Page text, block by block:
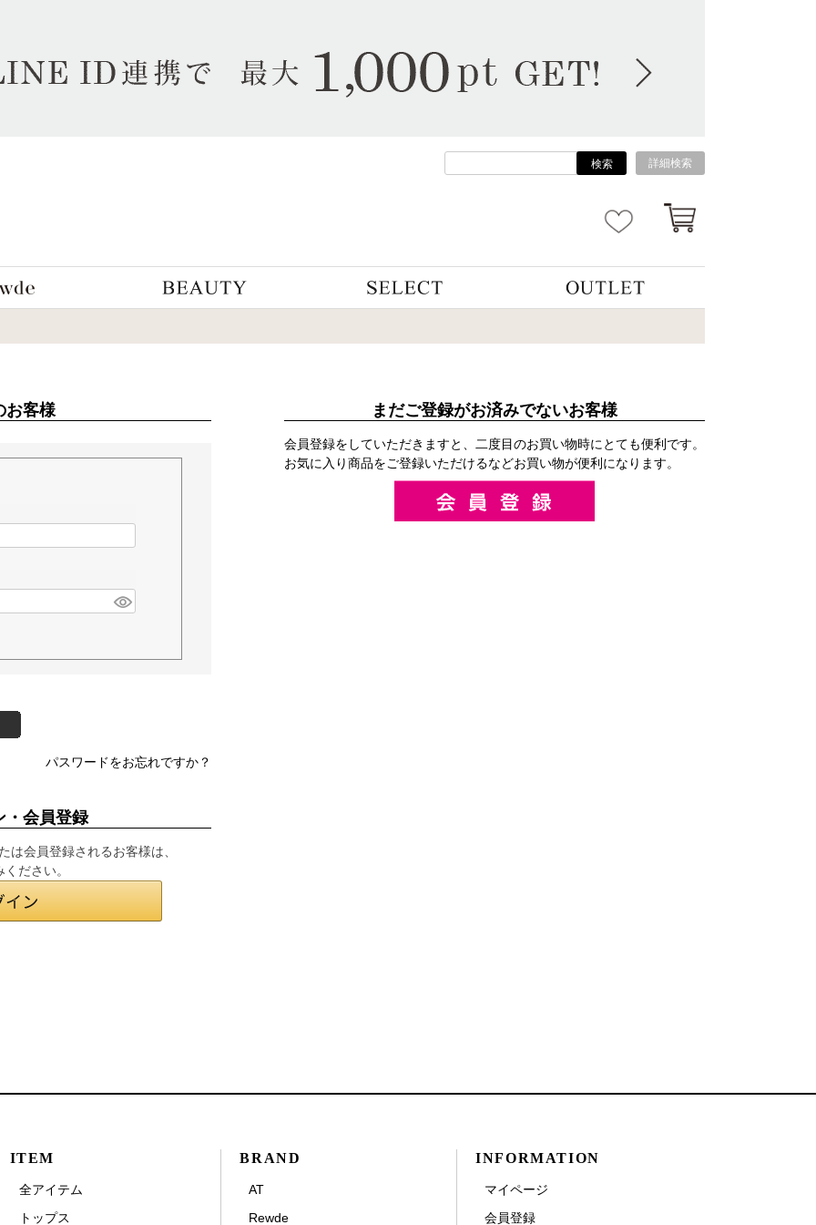
検索 詳細検索
お客様
パスワードをお忘れですか？
・会員登録
会員登録されるお客様は、
ださい。
まだご登録がお済みでないお客様
会員登録をしていただきますと、二度目のお買い物時にとても便利です。
お気に入り商品をご登録いただけるなどお買い物が便利になります。
ITEM
全アイテム
トップス
BRAND
AT
Rewde
INFORMATION
マイページ
会員登録